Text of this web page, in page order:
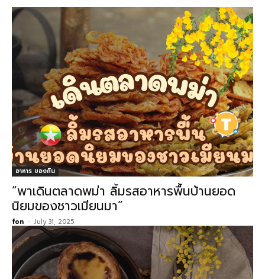
อาหาร ของกิน
“พาเดินตลาดพม่า ลิ้มรสอาหารพื้นบ้านยอด
นิยมของชาวเมียนมา”
fon - July 31, 2025